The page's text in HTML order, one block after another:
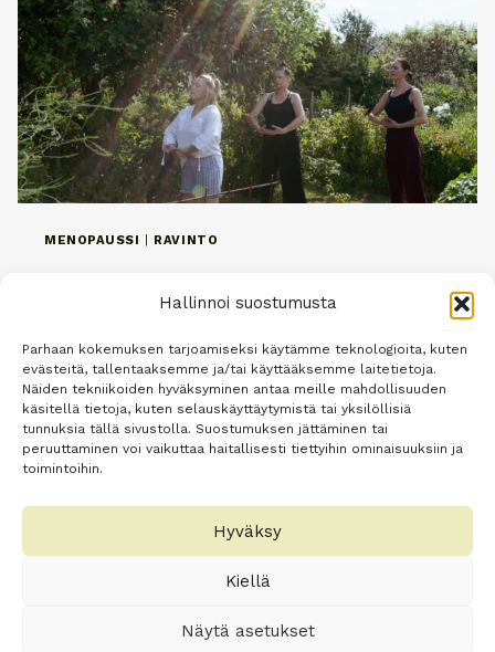
Hallinnoi suostumusta
Parhaan kokemuksen tarjoamiseksi käytämme teknologioita, kuten
evästeitä, tallentaaksemme ja/tai käyttääksemme laitetietoja.
Näiden tekniikoiden hyväksyminen antaa meille mahdollisuuden
käsitellä tietoja, kuten selauskäyttäytymistä tai yksilöllisiä
tunnuksia tällä sivustolla. Suostumuksen jättäminen tai
peruuttaminen voi vaikuttaa haitallisesti tiettyihin ominaisuuksiin ja
toimintoihin.
Hyväksy
Kiellä
Näytä asetukset
MENOPAUSSI RAVINTO
Menopaussi ei ole sairaus! Menopaussiksi eli
vaihdevuosiksi kutsutaan sitä aikaa, kun
kuukautiset jäävät pois ja estrogeenitasot
laskevat munasarjojen lopettaessa
ovulaatiot ja myös kuukautiset jäävät pois.
Virallisesti menopaussi katsotaan alkaneeksi
MENOPAUSSI